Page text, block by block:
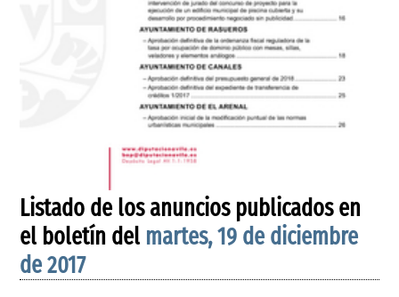
Listado de los anuncios publicados en
el boletín del martes, 19 de diciembre
de 2017